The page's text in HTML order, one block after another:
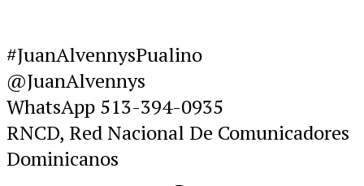
#JuanAlvennysPualino
@JuanAlvennys
WhatsApp 513-394-0935
RNCD, Red Nacional De Comunicadores
Dominicanos